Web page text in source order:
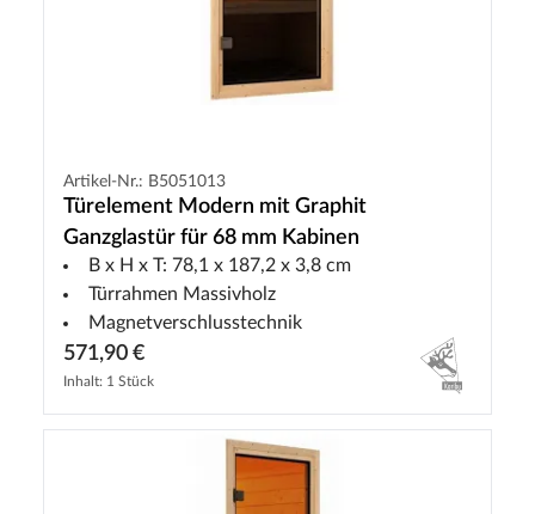
Artikel-Nr.: B5051013
Türelement Modern mit Graphit
Ganzglastür für 68 mm Kabinen
B x H x T: 78,1 x 187,2 x 3,8 cm
Türrahmen Massivholz
Magnetverschlusstechnik
571,90 €
Inhalt: 1 Stück